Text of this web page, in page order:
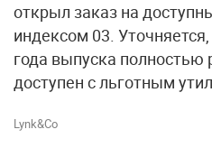
открыл заказ на
индексом 03.
года выпуска полностью
доступен с льготным
Lynk&Co